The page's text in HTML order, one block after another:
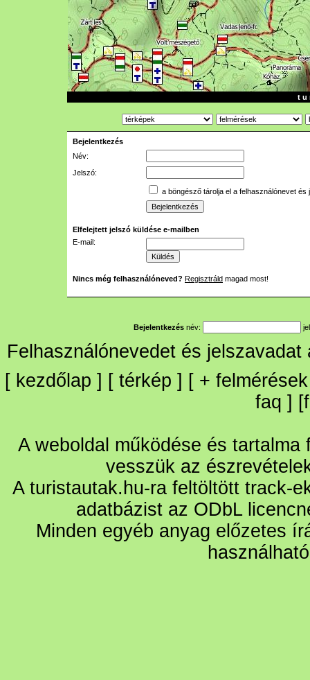
t u
Bejelentkezés
Név:
Jelszó:
a böngésző tárolja el a felhasználónevet és
Elfelejtett jelszó küldése e-mailben
E-mail:
Nincs még felhasználóneved? Regisztráld magad most!
Bejelentkezés név:
Felhasználónevedet és
[ kezdőlap ] [ térkép ] [ + felmérések
faq ] [
A weboldal működése és
vesszük az
A turistautak.hu-ra feltöltött track-
adatbázist az ODbL
Minden egyéb anyag előzetes